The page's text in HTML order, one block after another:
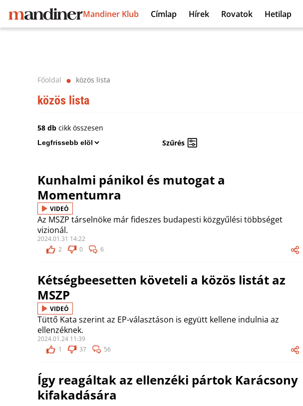
Mandiner Klub Címlap Hírek Rovatok Hetilap
Főoldal ⬤ közös lista
közös lista
58 db cikk összesen
Szűrés
Kunhalmi pánikol és mutogat a
Momentumra
VIDEÓ
Az MSZP társelnöke már fideszes budapesti közgyűlési többséget
vizionál.
2024.01.31 14:22
2
0 6
Kétségbeesetten követeli a közös listát az
MSZP
VIDEÓ
Tüttő Kata szerint az EP-választáson is együtt kellene indulnia az
ellenzéknek.
2024.01.24 11:39
1
37 56
Így reagáltak az ellenzéki pártok Karácsony
kifakadására